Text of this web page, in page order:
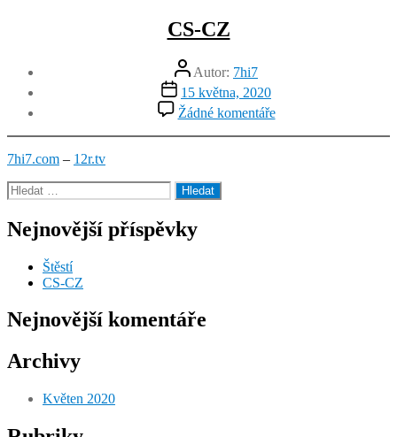
CS-CZ
Autor
příspěvku
Autor: 7hi7
Datum
příspěvku
15 května, 2020
Žádné komentářeu
textu
s
7hi7.com – 12r.tv
Výsledky
vyhledávání:
Nejnovější příspěvky
Štěstí
CS-CZ
Nejnovější komentáře
Archivy
Květen 2020